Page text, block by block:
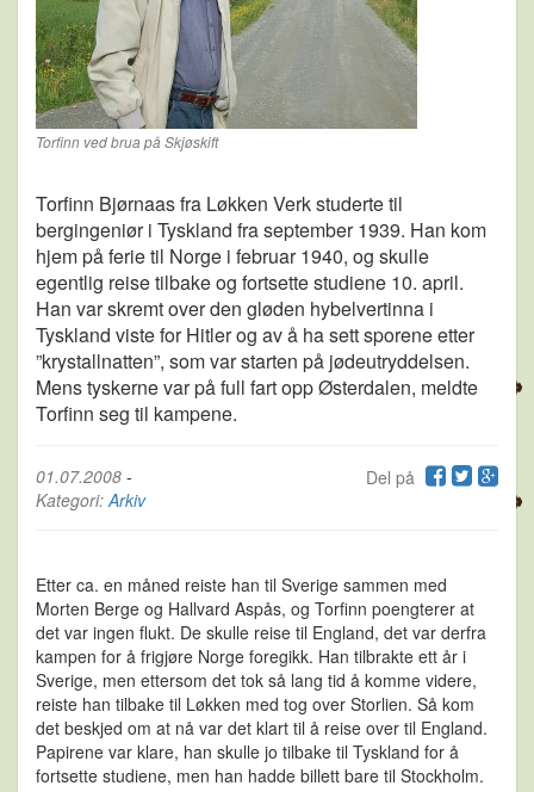
Torfinn ved brua på Skjøskift
Torfinn Bjørnaas fra Løkken Verk studerte til
bergingeniør i Tyskland fra september 1939. Han kom
hjem på ferie til Norge i februar 1940, og skulle
egentlig reise tilbake og fortsette studiene 10. april.
Han var skremt over den gløden hybelvertinna i
Tyskland viste for Hitler og av å ha sett sporene etter
”krystallnatten”, som var starten på jødeutryddelsen.
Mens tyskerne var på full fart opp Østerdalen, meldte
Torfinn seg til kampene.
Del på
01.07.2008 -
Kategori: Arkiv
Etter ca. en måned reiste han til Sverige sammen med
Morten Berge og Hallvard Aspås, og Torfinn poengterer at
det var ingen flukt. De skulle reise til England, det var derfra
kampen for å frigjøre Norge foregikk. Han tilbrakte ett år i
Sverige, men ettersom det tok så lang tid å komme videre,
reiste han tilbake til Løkken med tog over Storlien. Så kom
det beskjed om at nå var det klart til å reise over til England.
Papirene var klare, han skulle jo tilbake til Tyskland for å
fortsette studiene, men han hadde billett bare til Stockholm.